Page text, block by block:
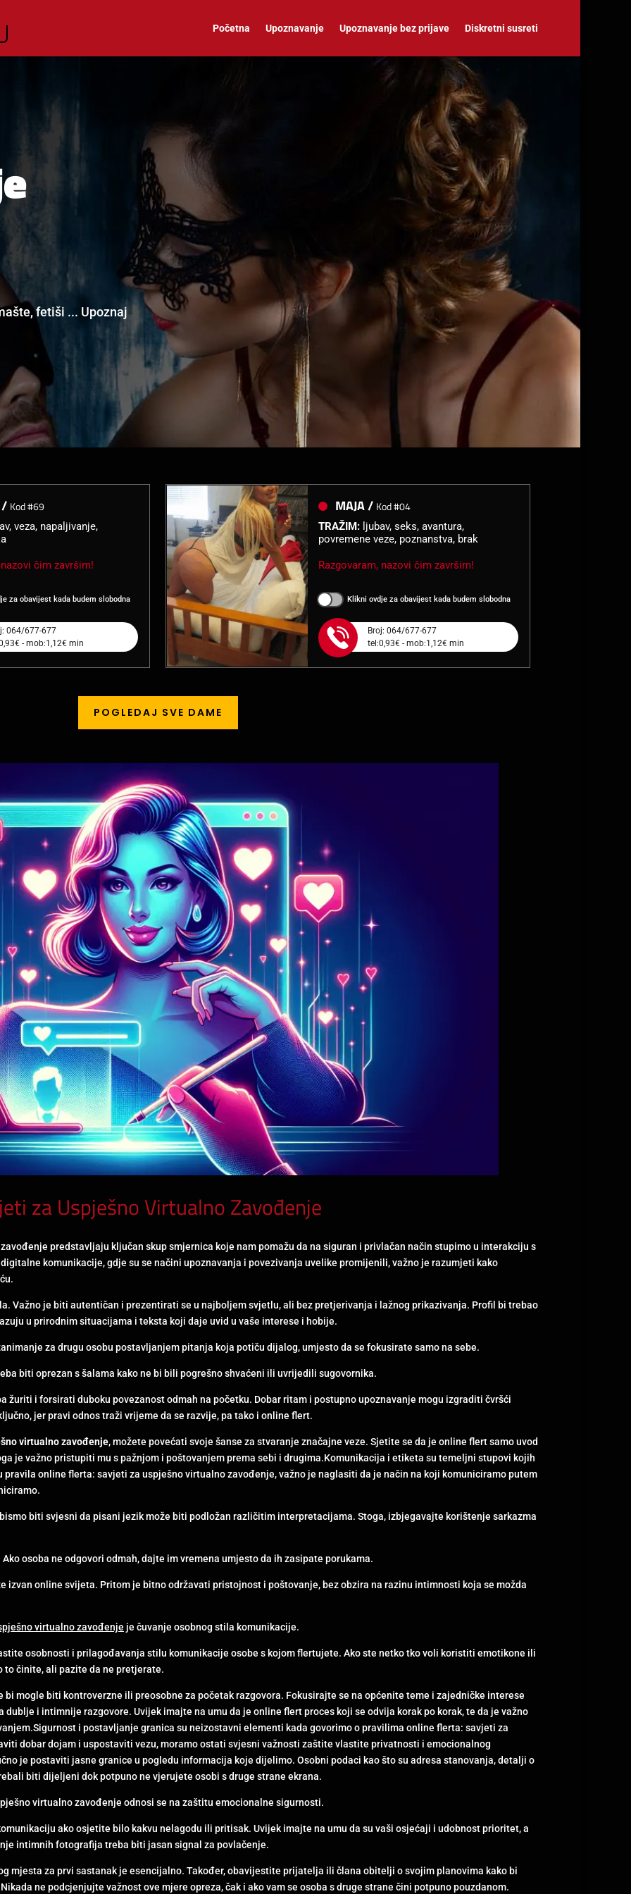
Početna Upoznavanje Upoznavanje bez prijave Diskretni susreti
fetiši ... Upoznaj
/ Kod #69
veza, napaljivanje,
čim završim!
za obavijest kada budem slobodna
064/677-677
- mob:1,12€ min
MAJA / Kod #04
TRAŽIM: ljubav, seks, avantura,
povremene veze, poznanstva, brak
Razgovaram, nazovi čim završim!
Klikni ovdje za obavijest kada budem slobodna
Broj: 064/677-677
tel:0,93€ - mob:1,12€ min
POGLEDAJ SVE DAME
za Uspješno Virtualno Zavođenje
predstavljaju ključan skup smjernica koje nam pomažu da na siguran i privlačan način stupimo u interakciju s
komunikacije, gdje su se načini upoznavanja i povezivanja uvelike promijenili, važno je razumjeti kako
Važno je biti autentičan i prezentirati se u najboljem svjetlu, ali bez pretjerivanja i lažnog prikazivanja. Profil bi trebao
u prirodnim situacijama i teksta koji daje uvid u vaše interese i hobije.
za drugu osobu postavljanjem pitanja koja potiču dijalog, umjesto da se fokusirate samo na sebe.
biti oprezan s šalama kako ne bi bili pogrešno shvaćeni ili uvrijedili sugovornika.
žuriti i forsirati duboku povezanost odmah na početku. Dobar ritam i postupno upoznavanje mogu izgraditi čvršći
jer pravi odnos traži vrijeme da se razvije, pa tako i online flert.
virtualno zavođenje, možete povećati svoje šanse za stvaranje značajne veze. Sjetite se da je online flert samo uvod
je važno pristupiti mu s pažnjom i poštovanjem prema sebi i drugima.Komunikacija i etiketa su temeljni stupovi kojih
online flerta: savjeti za uspješno virtualno zavođenje, važno je naglasiti da je način na koji komuniciramo putem
biti svjesni da pisani jezik može biti podložan različitim interpretacijama. Stoga, izbjegavajte korištenje sarkazma
osoba ne odgovori odmah, dajte im vremena umjesto da ih zasipate porukama.
izvan online svijeta. Pritom je bitno održavati pristojnost i poštovanje, bez obzira na razinu intimnosti koja se možda
virtualno zavođenje je čuvanje osobnog stila komunikacije.
osobnosti i prilagođavanja stilu komunikacije osobe s kojom flertujete. Ako ste netko tko voli koristiti emotikone ili
to činite, ali pazite da ne pretjerate.
mogle biti kontroverzne ili preosobne za početak razgovora. Fokusirajte se na općenite teme i zajedničke interese
i intimnije razgovore. Uvijek imajte na umu da je online flert proces koji se odvija korak po korak, te da je važno
i postavljanje granica su neizostavni elementi kada govorimo o pravilima online flerta: savjeti za
dobar dojam i uspostaviti vezu, moramo ostati svjesni važnosti zaštite vlastite privatnosti i emocionalnog
je postaviti jasne granice u pogledu informacija koje dijelimo. Osobni podaci kao što su adresa stanovanja, detalji o
biti dijeljeni dok potpuno ne vjerujete osobi s druge strane ekrana.
virtualno zavođenje odnosi se na zaštitu emocionalne sigurnosti.
ako osjetite bilo kakvu nelagodu ili pritisak. Uvijek imajte na umu da su vaši osjećaji i udobnost prioritet, a
intimnih fotografija treba biti jasan signal za povlačenje.
mjesta za prvi sastanak je esencijalno. Također, obavijestite prijatelja ili člana obitelji o svojim planovima kako bi
ne podcjenjujte važnost ove mjere opreza, čak i ako vam se osoba s druge strane čini potpuno pouzdanom.